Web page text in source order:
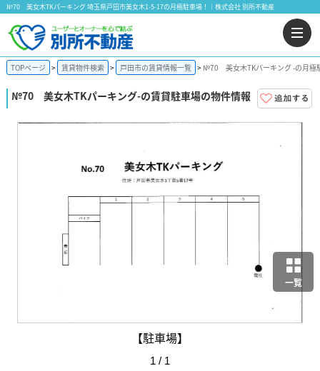
№70 美女木TKパーキング 埼玉県戸田市美女木1-5-17の月極駐車場！｜株式会社 別所不動産
TOPページ 賃貸物件検索 戸田市の賃貸情報一覧 №70 美女木TKパーキング -の月極
№70 美女木TKパーキング-の賃貸駐車場の物件情報
一覧
【駐車場】
1 / 1